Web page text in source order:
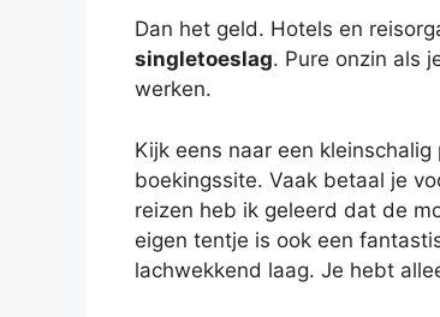
Dan het geld. Hotels en
singletoeslag. Pure onzin als
werken.
Kijk eens naar een kleinschalig
boekingssite. Vaak betaal je
reizen heb ik geleerd dat de
eigen tentje is ook een
lachwekkend laag. Je hebt